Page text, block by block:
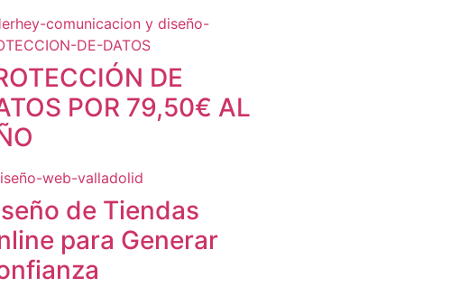
DE
POR 79,50€ AL
de Tiendas
para Generar